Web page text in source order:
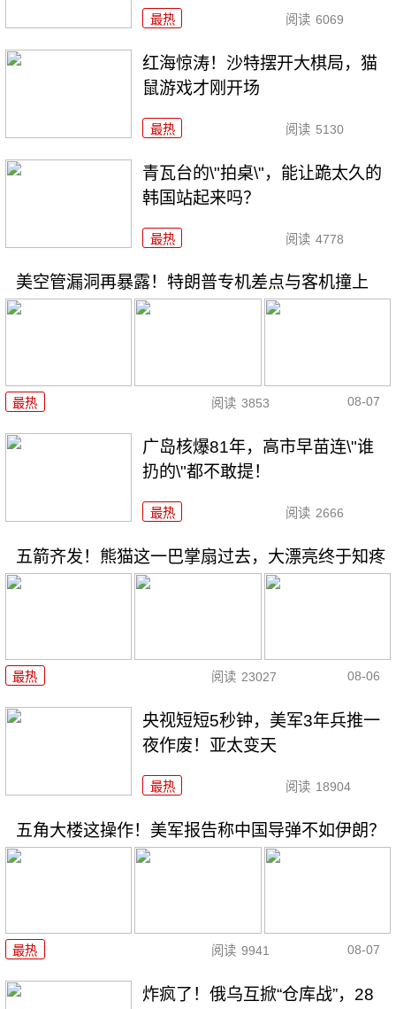
最热 阅读 6069
红海惊涛！沙特摆开大棋局，猫
鼠游戏才刚开场
最热 阅读 5130
青瓦台的\"拍桌\"，能让跪太久的
韩国站起来吗？
最热 阅读 4778
美空管漏洞再暴露！特朗普专机差点与客机撞上
最热 阅读 3853 08-07
广岛核爆81年，高市早苗连\"谁
扔的\"都不敢提！
最热 阅读 2666
五箭齐发！熊猫这一巴掌扇过去，大漂亮终于知疼
最热 阅读 23027 08-06
央视短短5秒钟，美军3年兵推一
夜作废！亚太变天
最热 阅读 18904
五角大楼这操作！美军报告称中国导弹不如伊朗？
最热 阅读 9941 08-07
炸疯了！俄乌互掀“仓库战”，28